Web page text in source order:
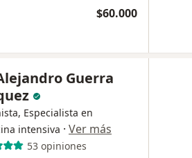
$60.000
Guerra
Especialista en
intensiva · Ver más
53 opiniones